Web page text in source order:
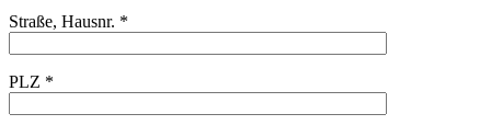
Straße, Hausnr. *
PLZ *